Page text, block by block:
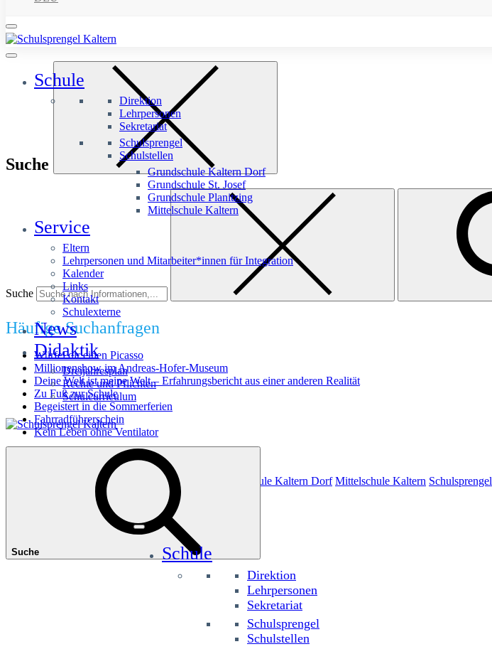
Schule
Direktion
Lehrpersonen
Sekretariat
Schulsprengel
Schulstellen
Grundschule Kaltern Dorf
Grundschule St. Josef
Grundschule Planitzing
Mittelschule Kaltern
Service
Eltern
Lehrpersonen und Mitarbeiter*innen für Integration
Kalender
Links
Kontakt
Schulexterne
News
Didaktik
Dreijahresplan
Rechte und Pflichten
Schulcurriculum
Suche Schule
Direktion
Lehrpersonen
Sekretariat
Schulsprengel
Schulstellen
Suche
Suche
Häufige Suchanfragen
Würfel dir einen Picasso
Millionenshow im Andreas-Hofer-Museum
Deine Welt ist meine Welt – Erfahrungsbericht aus einer anderen Realität
Zu Fuß zur Schule
Begeistert in die Sommerferien
Fahrradführerschein
Kein Leben ohne Ventilator
Das könnte Sie interessieren
Grundschule Planitzing Grundschule St. Josef Grundschule Kaltern Dorf Mittelschule Kaltern Schulsprengel